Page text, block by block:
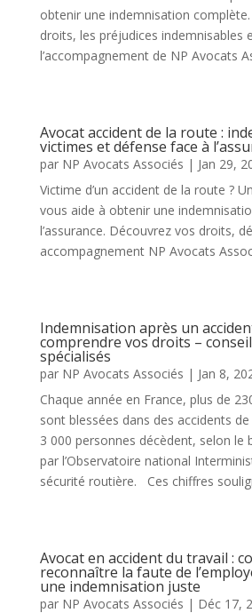
obtenir une indemnisation
droits, les préjudices indemnisables
l’accompagnement de NP Avocats
Avocat accident de la route :
victimes et défense face à
par NP Avocats Associés | Jan 29,
Victime d’un accident de la route ?
vous aide à obtenir une
l’assurance. Découvrez vos droits,
accompagnement NP Avocats
Indemnisation après un
comprendre vos droits –
spécialisés
par NP Avocats Associés | Jan 8,
Chaque année en France, plus de
sont blessées dans des accidents
3 000 personnes décèdent, selon le
par l’Observatoire national
sécurité routière. Ces chiffres
Avocat en accident du travail :
reconnaître la faute de
une indemnisation juste
par NP Avocats Associés | Déc 17,